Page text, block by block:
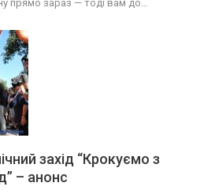
прямо зараз — тоді вам до…
захід “Крокуємо з
– анонс